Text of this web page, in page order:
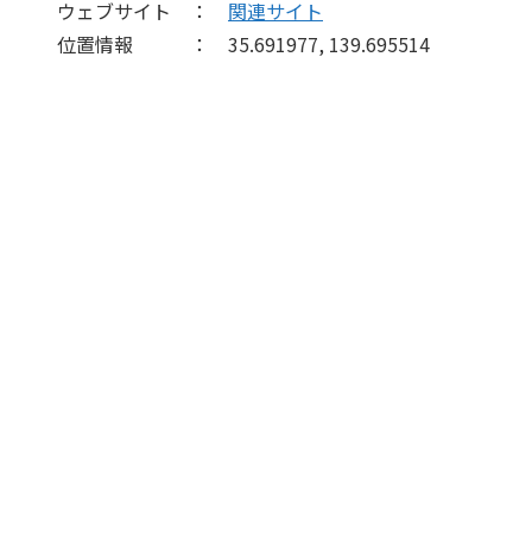
ウェブサイト ： 関連サイト
位置情報 ： 35.691977, 139.695514